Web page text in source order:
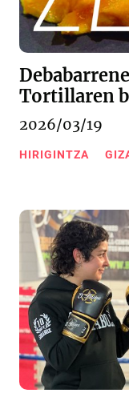
Tortillaren
2026/03/19
HIRIGINTZA